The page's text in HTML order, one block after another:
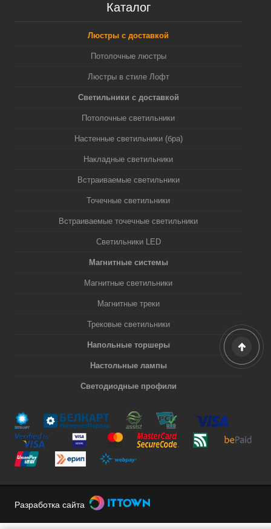
Каталог
Люстры с доставкой
Потолочные люстры
Люстры в стиле Лофт
Светильники с доставкой
Потолочные светильники
Настенные светильники (бра)
Накладные светильники
Встраиваемые светильники
Точечные светильники
Встраиваемые точечные светильники
Светильники LED
Магнитные системы
Магнитные светильники
Магнитные треки
Трековые светильники
Напольные торшеры
Настольные лампы
Светодиодные профили
Разработка сайта